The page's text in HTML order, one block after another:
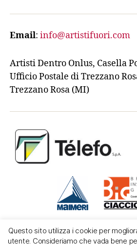
Email: info@artistifuori.com
Artisti Dentro Onlus, Casella
Ufficio Postale di Trezzano
Trezzano Rosa (MI)
Questo sito utilizza i cookie per
utente. Consideriamo che vada bene